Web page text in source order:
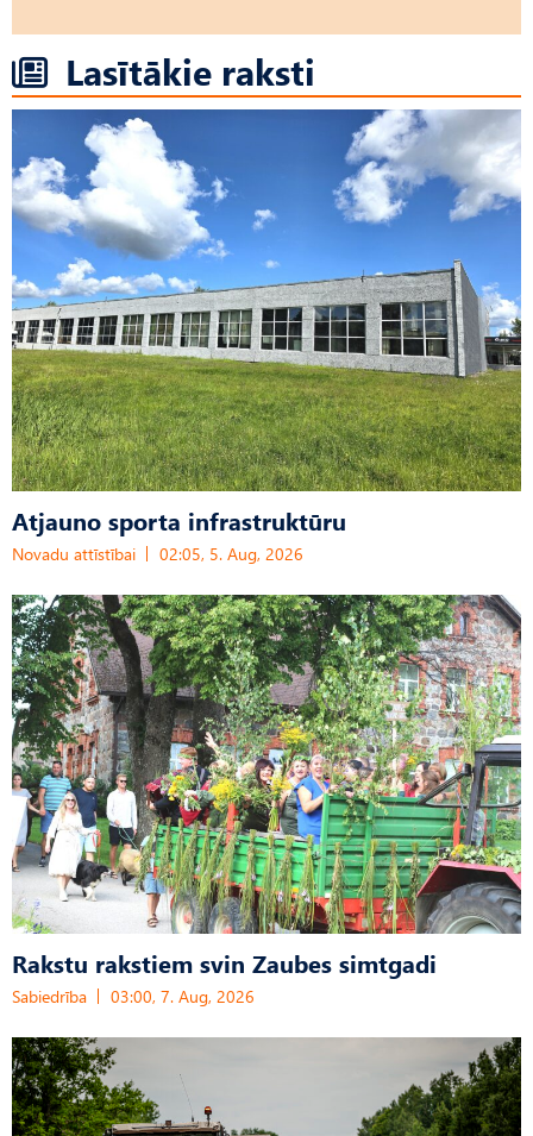
Lasītākie raksti
Atjauno sporta infrastruktūru
Novadu attīstībai 02:05, 5. Aug, 2026
Rakstu rakstiem svin Zaubes simtgadi
Sabiedrība 03:00, 7. Aug, 2026